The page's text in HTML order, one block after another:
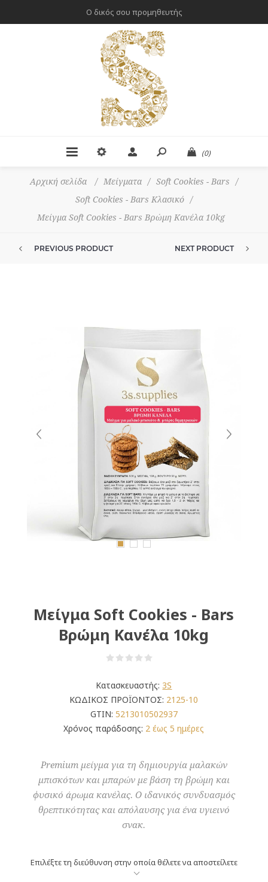
Ο δικός σου προμηθευτής
(0)
Αρχική σελίδα / Μείγματα / Soft Cookies - Bars
/
Soft Cookies - Bars Κλασικό
/
Μείγμα Soft Cookies - Bars Βρώμη Κανέλα 10kg
PREVIOUS PRODUCT NEXT PRODUCT
Μείγμα Soft Cookies - Bars
Βρώμη Κανέλα 10kg
Κατασκευαστής: 3S
ΚΩΔΙΚΟΣ ΠΡΟΪΟΝΤΟΣ: 2125-10
GTIN: 5213010502937
Χρόνος παράδοσης: 2 έως 5 ημέρες
Premium μείγμα για τη δημιουργία μαλακών
μπισκότων και μπαρών με βάση τη βρώμη και
φυσικό άρωμα κανέλας. Ο ιδανικός συνδυασμός
θρεπτικότητας και απόλαυσης για ένα υγιεινό
σνακ.
Επιλέξτε τη διεύθυνση στην οποία θέλετε να αποστείλετε